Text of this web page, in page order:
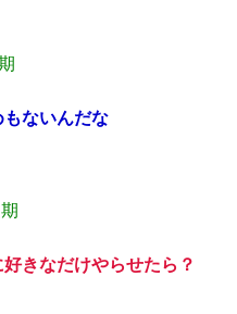
ないんだな
きなだけやらせたら？